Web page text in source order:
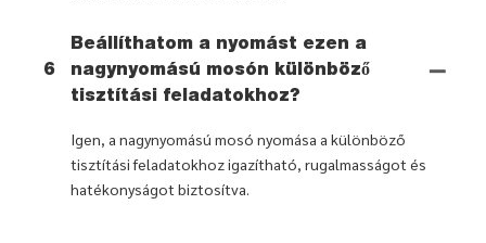
6
Beállíthatom a nyomást ezen a
nagynyomású mosón különböző
tisztítási feladatokhoz?
Igen, a nagynyomású mosó nyomása a különböző
tisztítási feladatokhoz igazítható, rugalmasságot és
hatékonyságot biztosítva.